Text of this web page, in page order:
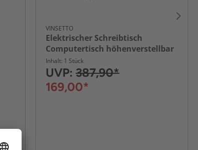
VINSETTO
Elektrischer Schreibtisch
Computertisch höhenverstellbar
Natur+Weiß 140 x 70 x 72-116 cm
Inhalt: 1 Stück
UVP: 387,90*
169,00*